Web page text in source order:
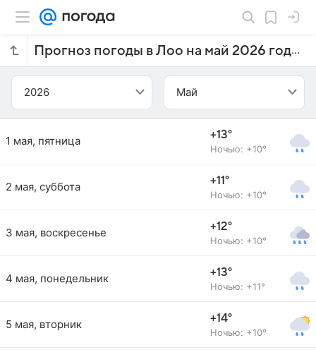
Прогноз погоды в Лоо на май 2026 года
2026 Май
1 мая, пятница +13°
Ночью: +10°
2 мая, суббота +11°
Ночью: +10°
3 мая, воскресенье +12°
Ночью: +10°
4 мая, понедельник +13°
Ночью: +11°
5 мая, вторник +14°
Ночью: +10°